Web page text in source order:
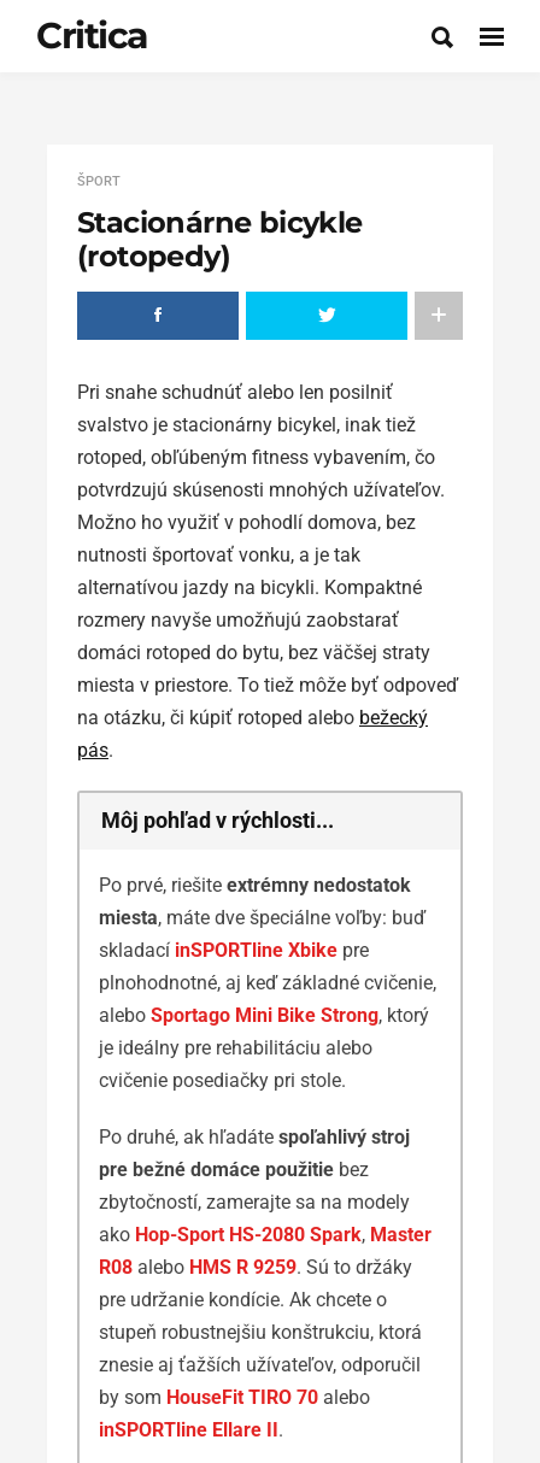
Critica
ŠPORT
Stacionárne bicykle
(rotopedy)
Pri snahe schudnúť alebo len posilniť
svalstvo je stacionárny bicykel, inak tiež
rotoped, obľúbeným fitness vybavením, čo
potvrdzujú skúsenosti mnohých užívateľov.
Možno ho využiť v pohodlí domova, bez
nutnosti športovať vonku, a je tak
alternatívou jazdy na bicykli. Kompaktné
rozmery navyše umožňujú zaobstarať
domáci rotoped do bytu, bez väčšej straty
miesta v priestore. To tiež môže byť odpoveď
na otázku, či kúpiť rotoped alebo bežecký
pás.
Môj pohľad v rýchlosti...
Po prvé, riešite extrémny nedostatok
miesta, máte dve špeciálne voľby: buď
skladací inSPORTline Xbike pre
plnohodnotné, aj keď základné cvičenie,
alebo Sportago Mini Bike Strong, ktorý
je ideálny pre rehabilitáciu alebo
cvičenie posediačky pri stole.
Po druhé, ak hľadáte spoľahlivý stroj
pre bežné domáce použitie bez
zbytočností, zamerajte sa na modely
ako Hop-Sport HS-2080 Spark, Master
R08 alebo HMS R 9259. Sú to držáky
pre udržanie kondície. Ak chcete o
stupeň robustnejšiu konštrukciu, ktorá
znesie aj ťažších užívateľov, odporučil
by som HouseFit TIRO 70 alebo
inSPORTline Ellare II.